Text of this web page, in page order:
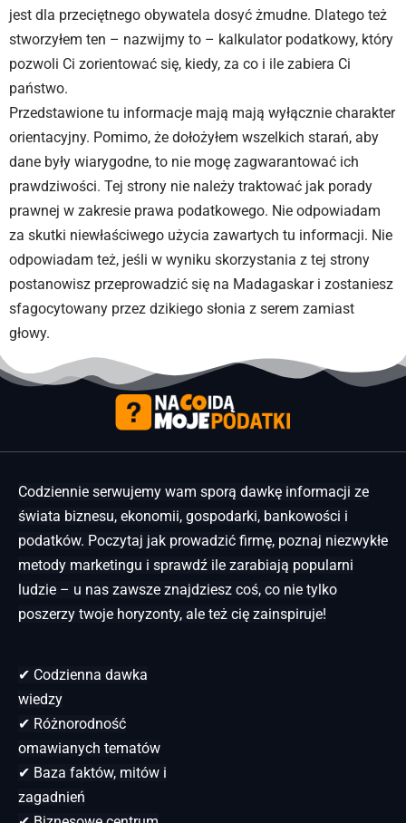
jest dla przeciętnego obywatela dosyć żmudne. Dlatego też
stworzyłem ten – nazwijmy to – kalkulator podatkowy, który
pozwoli Ci zorientować się, kiedy, za co i ile zabiera Ci
państwo.
Przedstawione tu informacje mają mają wyłącznie charakter
orientacyjny. Pomimo, że dołożyłem wszelkich starań, aby
dane były wiarygodne, to nie mogę zagwarantować ich
prawdziwości. Tej strony nie należy traktować jak porady
prawnej w zakresie prawa podatkowego. Nie odpowiadam
za skutki niewłaściwego użycia zawartych tu informacji. Nie
odpowiadam też, jeśli w wyniku skorzystania z tej strony
postanowisz przeprowadzić się na Madagaskar i zostaniesz
sfagocytowany przez dzikiego słonia z serem zamiast
głowy.
Codziennie serwujemy wam sporą dawkę informacji ze
świata biznesu, ekonomii, gospodarki, bankowości i
podatków. Poczytaj jak prowadzić firmę, poznaj niezwykłe
metody marketingu i sprawdź ile zarabiają popularni
ludzie – u nas zawsze znajdziesz coś, co nie tylko
poszerzy twoje horyzonty, ale też cię zainspiruje!
✔ Codzienna dawka
wiedzy
✔ Różnorodność
omawianych tematów
✔ Baza faktów, mitów i
zagadnień